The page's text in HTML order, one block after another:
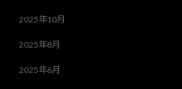
2025年10月
2025年8月
2025年6月